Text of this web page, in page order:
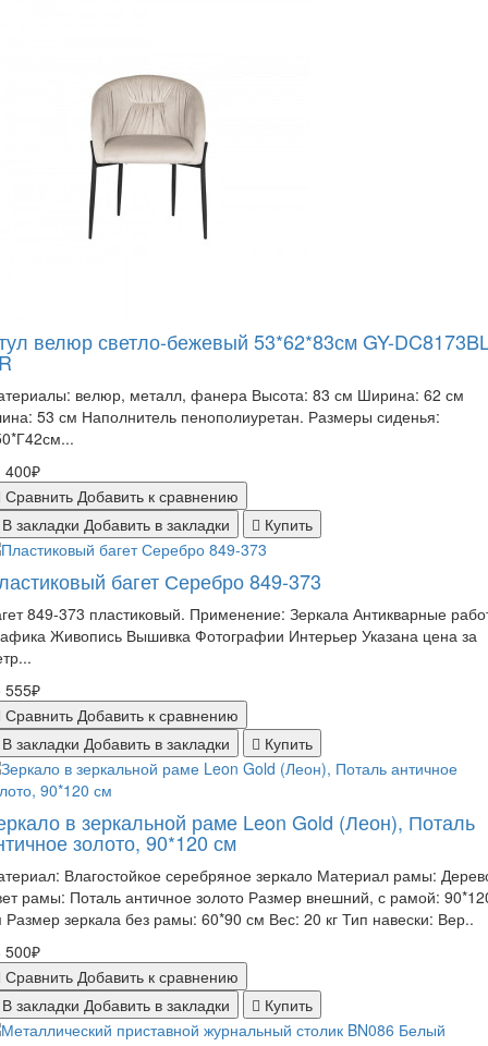
велюр светло-бежевый 53*62*83см GY-
велюр, металл, фанера Высота: 83 см Ширина: 62 см
53 см Наполнитель пенополиуретан. Размеры сиденья:
400₽
Сравнить Добавить к сравнению
закладки Добавить в закладки Купить
багет Серебро 849-373
849-373 пластиковый. Применение: Зеркала Антикварные
Живопись Вышивка Фотографии Интерьер Указана цена за
555₽
Сравнить Добавить к сравнению
закладки Добавить в закладки Купить
в зеркальной раме Leon Gold (Леон), Поталь
золото, 90*120 см
Влагостойкое серебряное зеркало Материал рамы:
рамы: Поталь античное золото Размер внешний, с рамой:
Размер зеркала без рамы: 60*90 см Вес: 20 кг Тип навески: Вер..
500₽
Сравнить Добавить к сравнению
закладки Добавить в закладки Купить